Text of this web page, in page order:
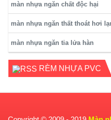
màn nhựa ngăn chất độc hại
màn nhựa ngăn thất thoát hơi
màn nhựa ngăn tia lửa hàn
RÈM NHỰA PVC